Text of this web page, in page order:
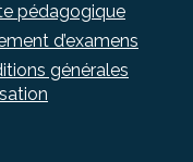
pédagogique
d’examens
générales